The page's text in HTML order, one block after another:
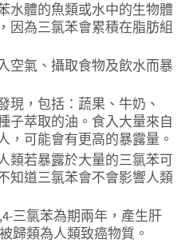
水體的魚類或水中的生物體
因為三氯苯會累積在脂肪組
空氣、攝取食物及飲水而暴
現，包括：蔬果、牛奶、
子萃取的油。食入大量來自
，可能會有更高的暴露量。
類若暴露於大量的三氯苯可
知道三氯苯會不會影響人類
三氯苯為期兩年，產生肝
歸類為人類致癌物質。